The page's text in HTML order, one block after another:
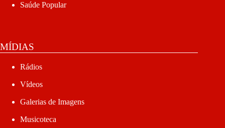
Saúde Popular
MÍDIAS
Rádios
Vídeos
Galerias de Imagens
Musicoteca